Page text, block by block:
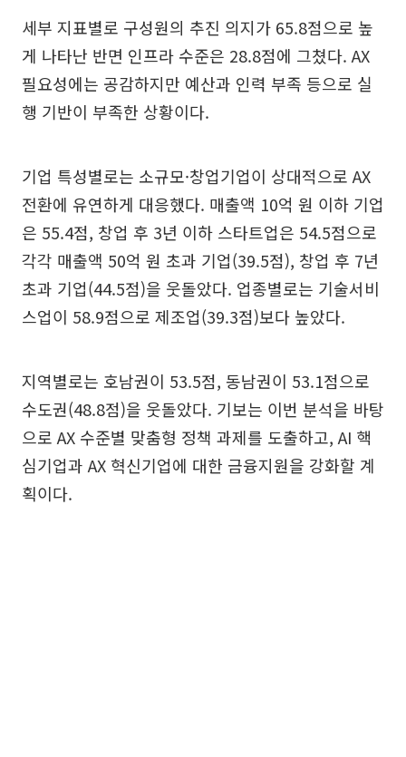
세부 지표별로 구성원의 추진 의지가 65.8점으로 높
게 나타난 반면 인프라 수준은 28.8점에 그쳤다. AX
필요성에는 공감하지만 예산과 인력 부족 등으로 실
행 기반이 부족한 상황이다.
기업 특성별로는 소규모·창업기업이 상대적으로 AX
전환에 유연하게 대응했다. 매출액 10억 원 이하 기업
은 55.4점, 창업 후 3년 이하 스타트업은 54.5점으로
각각 매출액 50억 원 초과 기업(39.5점), 창업 후 7년
초과 기업(44.5점)을 웃돌았다. 업종별로는 기술서비
스업이 58.9점으로 제조업(39.3점)보다 높았다.
지역별로는 호남권이 53.5점, 동남권이 53.1점으로
수도권(48.8점)을 웃돌았다. 기보는 이번 분석을 바탕
으로 AX 수준별 맞춤형 정책 과제를 도출하고, AI 핵
심기업과 AX 혁신기업에 대한 금융지원을 강화할 계
획이다.